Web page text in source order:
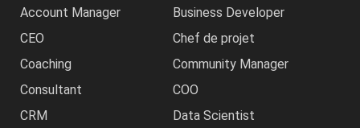
Account Manager
Business Developer
CEO
Chef de projet
Coaching
Community Manager
Consultant
COO
CRM
Data Scientist